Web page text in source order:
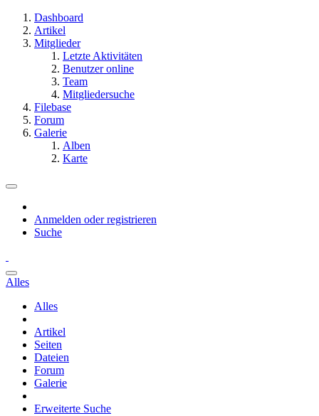
Dashboard
Artikel
Mitglieder
Letzte Aktivitäten
Benutzer online
Team
Mitgliedersuche
Filebase
Forum
Galerie
Alben
Karte
Anmelden oder registrieren
Suche
Alles
Alles
Artikel
Seiten
Dateien
Forum
Galerie
Erweiterte Suche